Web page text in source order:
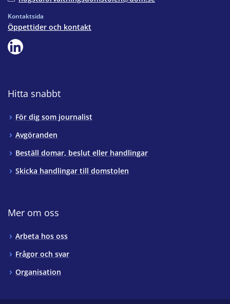
Kontaktsida
Öppettider och kontakt
Hitta snabbt
För dig som journalist
Avgöranden
Beställ domar, beslut eller handlingar
Skicka handlingar till domstolen
Mer om oss
Arbeta hos oss
Frågor och svar
Organisation